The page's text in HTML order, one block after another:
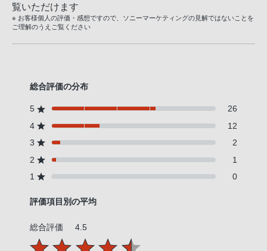
覧いただけます
※ お客様個人の評価・感想ですので、ソニーマーケティングの見解ではないことを
ご理解のうえご覧ください
総合評価の分布
5
26
4
12
3
2
2
1
1
0
評価項目別の平均
総合評価 4.5